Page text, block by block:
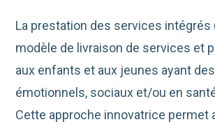
La prestation des services intégrés
modèle de livraison de services et
aux enfants et aux jeunes ayant
émotionnels, sociaux et/ou en
Cette approche innovatrice permet